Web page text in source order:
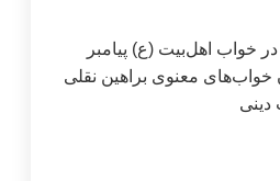
خواب اهل‌بیت (ع) پیامبر
خواب‌های معنوی براهین نقلی
دینی